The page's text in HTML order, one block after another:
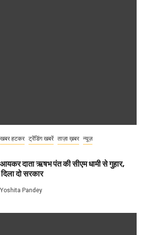
खबर हटकर ट्रेंडिंग खबरें ताज़ा ख़बर न्यूज़
दाता ऋषभ पंत की सीएम धामी से गुहार,
दो सरकार
Yoshita Pandey